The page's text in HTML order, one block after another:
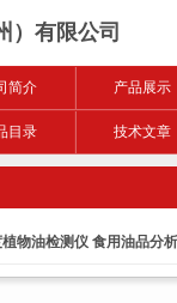
）有限公司
简介 产品展示
目录 技术文章
物油检测仪 食用油品分